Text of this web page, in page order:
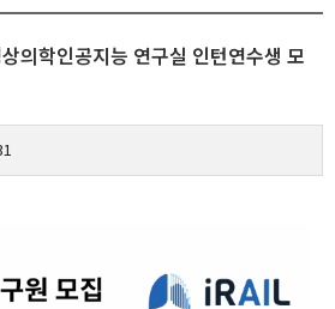
의학인공지능 연구실 인턴연수생 모